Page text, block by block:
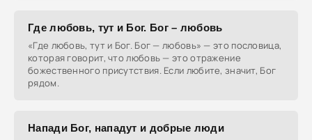
Где любовь, тут и Бог. Бог – любовь
«Где любовь, тут и Бог. Бог — любовь» — это пословица,
которая говорит, что любовь — это отражение
божественного присутствия. Если любите, значит, Бог
рядом.
Напади Бог, нападут и добрые люди